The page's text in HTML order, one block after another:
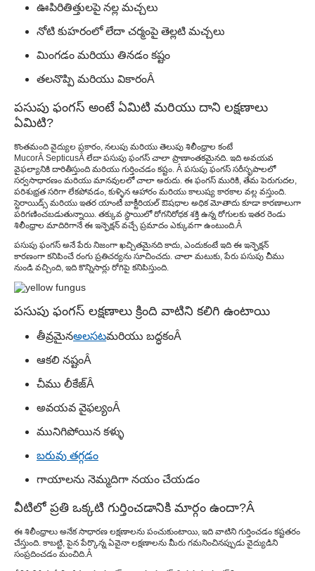
ఊపిరితిత్తులపై నల్ల మచ్చలు
నోటి కుహరంలో లేదా చర్మంపై తెల్లటి మచ్చలు
మింగడం మరియు తినడం కష్టం
తలనొప్పి మరియు వికారంÂ
పసుపు ఫంగస్ అంటే ఏమిటి మరియు దాని లక్షణాలు
ఏమిటి?
కొంతమంది వైద్యుల ప్రకారం, నలుపు మరియు తెలుపు శిలీంధ్రాల కంటే
MucorÂ SepticusÂ లేదా పసుపు ఫంగస్ చాలా ప్రాణాంతకమైనది. ఇది అవయవ
వైఫల్యానికి దారితీస్తుంది మరియు గుర్తించడం కష్టం. Â పసుపు ఫంగస్ సరీసృపాలలో
సర్వసాధారణం మరియు మానవులలో చాలా అరుదు. ఈ ఫంగస్ మురికి, తేమ పెరుగుదల,
పరిశుభ్రత సరిగా లేకపోవడం, కుళ్ళిన ఆహారం మరియు కాలుష్య కారకాల వల్ల వస్తుంది.
స్టెరాయిడ్స్ మరియు ఇతర యాంటీ బాక్టీరియల్ ఔషధాల అధిక మోతాదు కూడా కారణాలుగా
పరిగణించబడుతున్నాయి. తక్కువ స్థాయిలో రోగనిరోధక శక్తి ఉన్న రోగులకు ఇతర రెండు
శిలీంధ్రాల మాదిరిగానే ఈ ఇన్ఫెక్షన్ వచ్చే ప్రమాదం ఎక్కువగా ఉంటుంది. Â
పసుపు ఫంగస్ అనే పేరు నిజంగా ఖచ్చితమైనది కాదు, ఎందుకంటే ఇది ఈ ఇన్ఫెక్షన్
కారణంగా కనిపించే రంగు ప్రతిచర్యను సూచించదు. చాలా మటుకు, పేరు పసుపు చీము
నుండి వచ్చింది, ఇది కొన్నిసార్లు రోగిపై కనిపిస్తుంది.
పసుపు ఫంగస్ లక్షణాలు క్రింది వాటిని కలిగి ఉంటాయి
తీవ్రమైనఅలసటమరియు బద్ధకంÂ
ఆకలి నష్టంÂ
చీము లీకేజ్Â
అవయవ వైఫల్యంÂ
మునిగిపోయిన కళ్ళు
బరువు తగ్గడం
గాయాలను నెమ్మదిగా నయం చేయడం
వీటిలో ప్రతి ఒక్కటి గుర్తించడానికి మార్గం ఉందా?Â
ఈ శిలీంధ్రాలు అనేక సాధారణ లక్షణాలను పంచుకుంటాయి, ఇది వాటిని గుర్తించడం కష్టతరం
చేస్తుంది. కాబట్టి, పైన పేర్కొన్న ఏవైనా లక్షణాలను మీరు గమనించినప్పుడు వైద్యుడిని
సంప్రదించడం మంచిది. Â